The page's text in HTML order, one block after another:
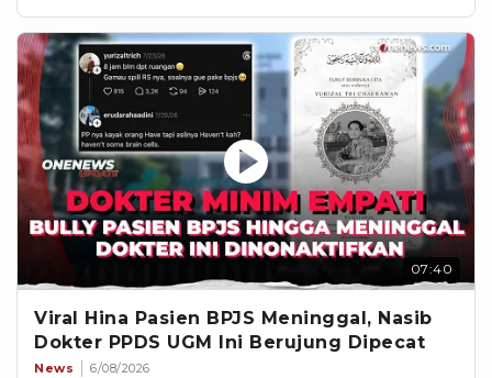
07:40
Viral Hina Pasien BPJS Meninggal, Nasib
Dokter PPDS UGM Ini Berujung Dipecat
News 6/08/2026